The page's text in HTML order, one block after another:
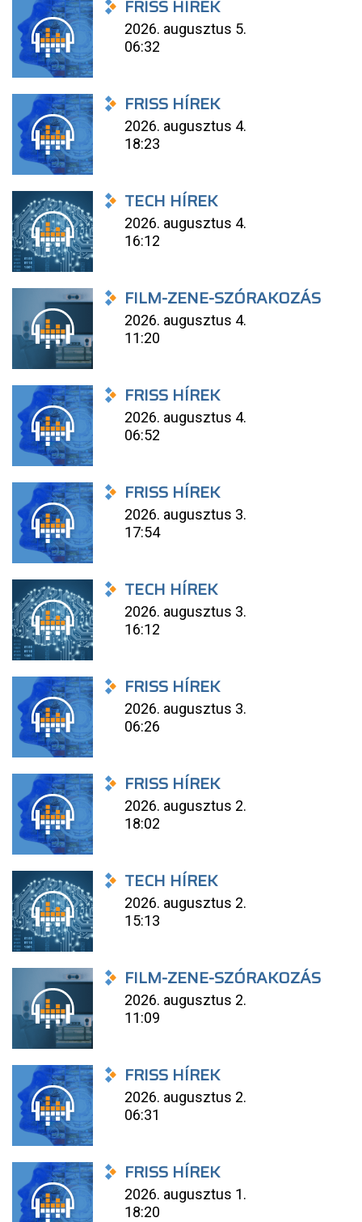
FRISS HÍREK
2026. augusztus 5.
06:32
FRISS HÍREK
2026. augusztus 4.
18:23
TECH HÍREK
2026. augusztus 4.
16:12
FILM-ZENE-SZÓRAKOZÁS
2026. augusztus 4.
11:20
FRISS HÍREK
2026. augusztus 4.
06:52
FRISS HÍREK
2026. augusztus 3.
17:54
TECH HÍREK
2026. augusztus 3.
16:12
FRISS HÍREK
2026. augusztus 3.
06:26
FRISS HÍREK
2026. augusztus 2.
18:02
TECH HÍREK
2026. augusztus 2.
15:13
FILM-ZENE-SZÓRAKOZÁS
2026. augusztus 2.
11:09
FRISS HÍREK
2026. augusztus 2.
06:31
FRISS HÍREK
2026. augusztus 1.
18:20